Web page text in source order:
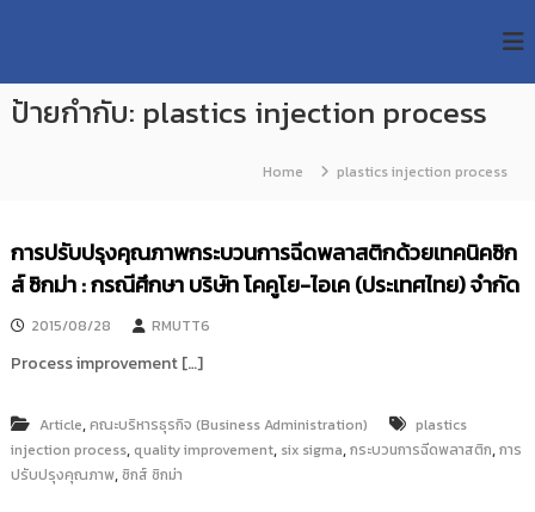
p
U
T
e
a
r
c
R
e
p
วิ
ท
ท
ค
โ
ล
า
ช
ม
ง
ป้ายกำกับ: plastics injection process
Home plastics injection process
การปรับปรุงคุณภาพกระบวนการฉีดพลาสติกด้วยเทคนิคซิก
ส์ ซิกม่า : กรณีศึกษา บริษัท โคคูโย-ไอเค (ประเทศไทย) จำกัด
2015/08/28 RMUTT6
Process improvement […]
Article,คณะบริหารธุรกิจ (Business Administration)
plastics
injection process, quality improvement, six sigma,กระบวนการฉีดพลาสติก,การ
ปรับปรุงคุณภาพ,ซิกส์ ซิกม่า